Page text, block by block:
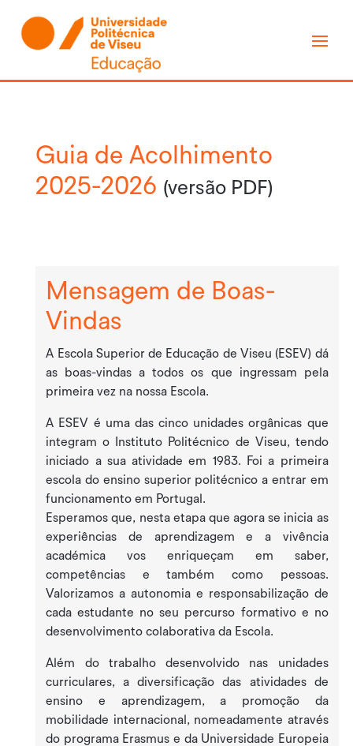
Guia de Acolhimento
2025-2026 (versão PDF)
Mensagem de Boas-
Vindas
A Escola Superior de Educação de Viseu (ESEV) dá
as boas-vindas a todos os que ingressam pela
primeira vez na nossa Escola.
A ESEV é uma das cinco unidades orgânicas que
integram o Instituto Politécnico de Viseu, tendo
iniciado a sua atividade em 1983. Foi a primeira
escola do ensino superior politécnico a entrar em
funcionamento em Portugal.
Esperamos que, nesta etapa que agora se inicia as
experiências de aprendizagem e a vivência
académica vos enriqueçam em saber,
competências e também como pessoas.
Valorizamos a autonomia e responsabilização de
cada estudante no seu percurso formativo e no
desenvolvimento colaborativa da Escola.
Além do trabalho desenvolvido nas unidades
curriculares, a diversificação das atividades de
ensino e aprendizagem, a promoção da
mobilidade internacional, nomeadamente através
do programa Erasmus e da Universidade Europeia